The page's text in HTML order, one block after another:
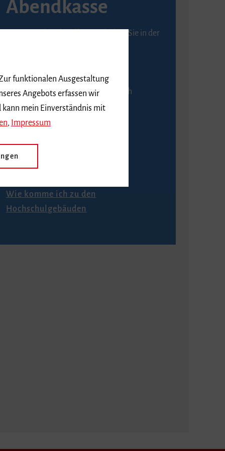
Abendkasse
Karten an der Abendkasse erhalten Sie in der
An der Abendkasse ist ausschließlich
Barzahlung möglich.
Anfahrt
Wie komme ich zu den
Hochschulgebäuden
funktionalen Ausgestaltung
Angebots erfassen wir
kann mein Einverständnis mit
Impressum